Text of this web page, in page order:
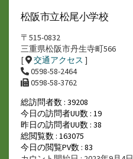
松阪市立松尾小学校
〒515-0832
三重県松阪市丹生寺町566
[
交通アクセス ]
0598-58-2464
0598-58-3762
総訪問者数 : 39208
今日の訪問者UU数 : 19
昨日の訪問者UU数 : 38
総閲覧数 : 163075
今日の閲覧PV数 : 83